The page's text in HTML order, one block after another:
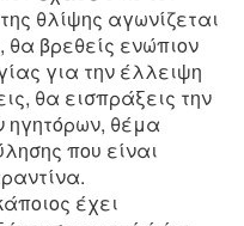
θλίψης αγωνίζεται
θα βρεθείς ενώπιον
για την έλλειψη
θα εισπράξεις την
ηγητόρων, θέμα
που είναι
έχει